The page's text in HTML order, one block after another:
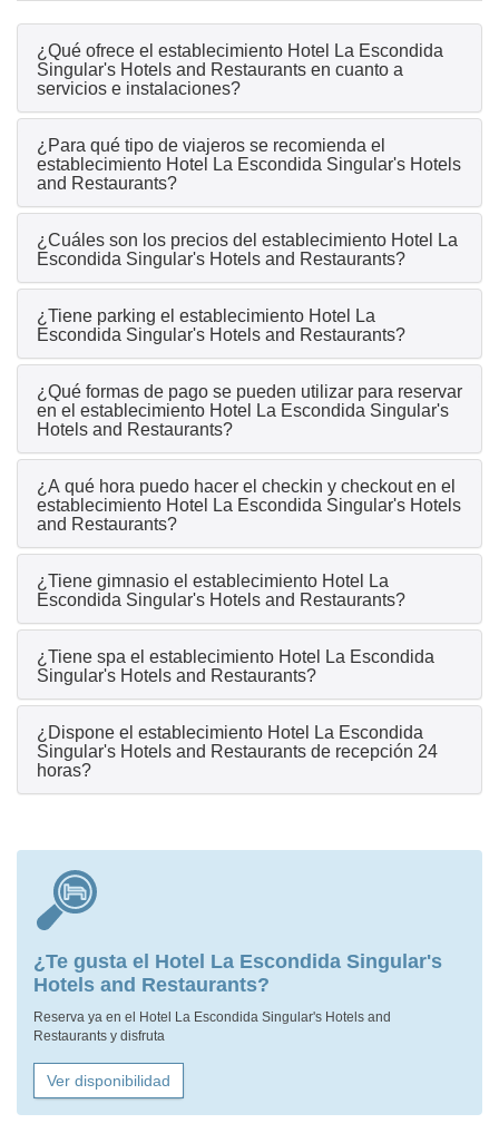
¿Qué ofrece el establecimiento Hotel La Escondida
Singular's Hotels and Restaurants en cuanto a
servicios e instalaciones?
¿Para qué tipo de viajeros se recomienda el
establecimiento Hotel La Escondida Singular's Hotels
and Restaurants?
¿Cuáles son los precios del establecimiento Hotel La
Escondida Singular's Hotels and Restaurants?
¿Tiene parking el establecimiento Hotel La
Escondida Singular's Hotels and Restaurants?
¿Qué formas de pago se pueden utilizar para reservar
en el establecimiento Hotel La Escondida Singular's
Hotels and Restaurants?
¿A qué hora puedo hacer el checkin y checkout en el
establecimiento Hotel La Escondida Singular's Hotels
and Restaurants?
¿Tiene gimnasio el establecimiento Hotel La
Escondida Singular's Hotels and Restaurants?
¿Tiene spa el establecimiento Hotel La Escondida
Singular's Hotels and Restaurants?
¿Dispone el establecimiento Hotel La Escondida
Singular's Hotels and Restaurants de recepción 24
horas?
¿Te gusta el Hotel La Escondida Singular's
Hotels and Restaurants?
Reserva ya en el Hotel La Escondida Singular's Hotels and
Restaurants y disfruta
Ver disponibilidad